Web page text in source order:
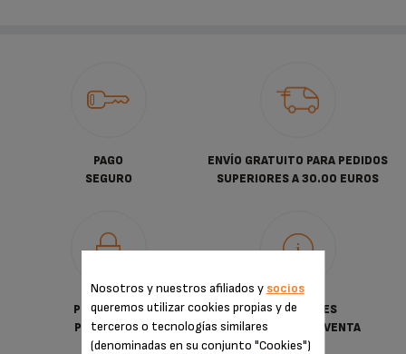
PAGO
SEGURO
ENVÍO GRATUITO PARA PEDIDOS
SUPERIORES A 30.00 EUROS
POLÍTICA DE
PRIVACIDAD
CONDICIONES
GENERALES DE VENTA
Nosotros y nuestros afiliados y socios
queremos utilizar cookies propias y de
terceros o tecnologías similares
(denominadas en su conjunto "Cookies")